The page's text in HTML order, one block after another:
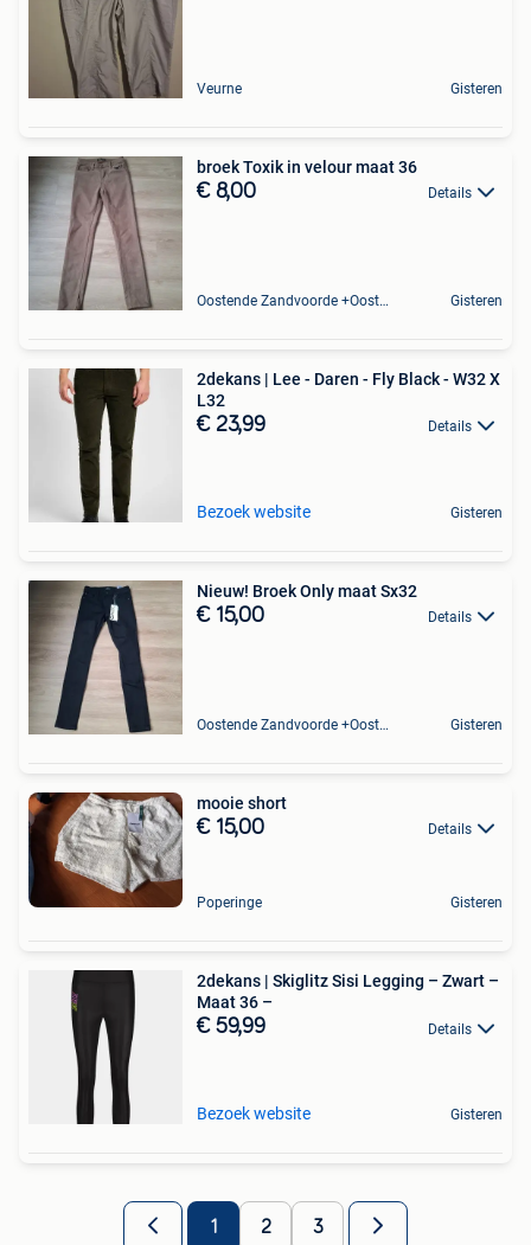
Veurne Gisteren
broek Toxik in velour maat 36
€ 8,00 Details
Oostende Zandvoorde +Oostende Gisteren
2dekans | Lee - Daren - Fly Black - W32 X
L32
€ 23,99 Details
Bezoek website Gisteren
Nieuw! Broek Only maat Sx32
€ 15,00 Details
Oostende Zandvoorde +Oostende Gisteren
mooie short
€ 15,00 Details
Poperinge Gisteren
2dekans | Skiglitz Sisi Legging – Zwart –
Maat 36 –
€ 59,99 Details
Bezoek website Gisteren
1 2 3